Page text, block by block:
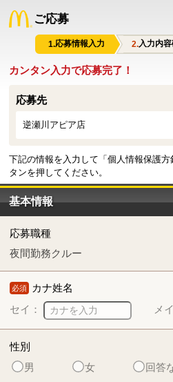
ご応募
応募情報入力 入力内容
カンタン入力で応募完了！
応募先
逆瀬川アピア店
下記の情報を入力して「個人情報保護
タンを押してください。
基本情報
応募職種
夜間勤務クルー
必須 カナ姓名
セイ：
メ
性別
男
女 回答